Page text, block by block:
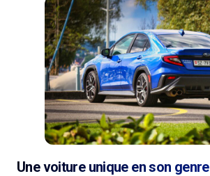
Une voiture unique en son genre